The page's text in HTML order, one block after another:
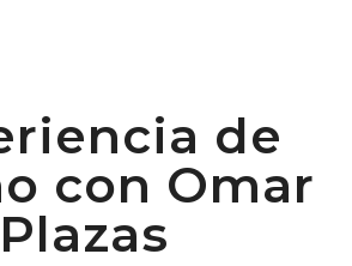
de
con Omar
Plazas